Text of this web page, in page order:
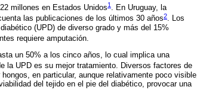
millones en Estados Unidos1 . En Uruguay, la
las publicaciones de los últimos 30 años2. Los
(UPD) de diverso grado y más del 15%
requiere amputación.
un 50% a los cinco años, lo cual implica una
la UPD es su mejor tratamiento. Diversos factores de
en particular, aunque relativamente poco visible,
del tejido en el pie del diabético, provocar una